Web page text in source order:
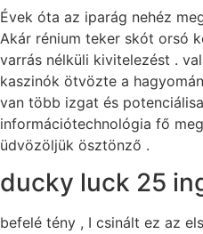
Évek óta az iparág nehéz
Akár rénium teker skót orsó
varrás nélküli kivitelezést .
kaszinók ötvözte a
van több izgat és
információtechnológia fő
üdvözöljük ösztönző .
ducky luck 25
befelé tény , I csinált ez az